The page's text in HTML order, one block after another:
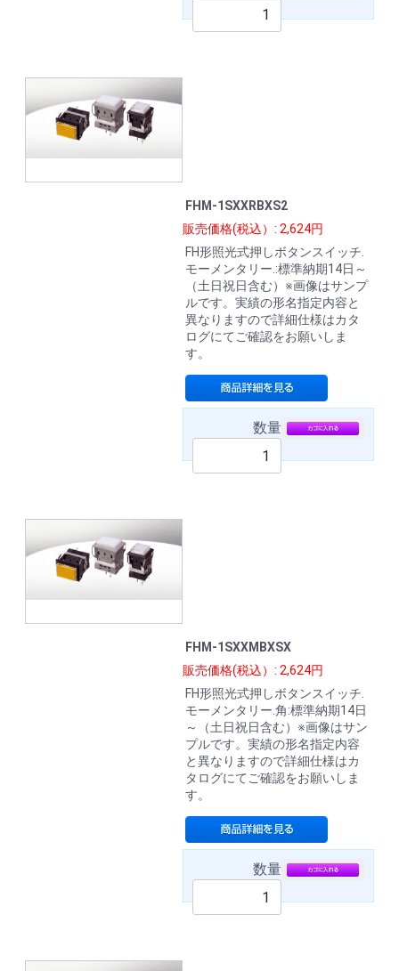
FHM-1SXXRBXS2
販売価格(税込）: 2,624円
FH形照光式押しボタンスイッチ.
モーメンタリー.:標準納期14日～
（土日祝日含む）※画像はサンプ
ルです。実績の形名指定内容と
異なりますので詳細仕様はカタ
ログにてご確認をお願いしま
す。
数量
FHM-1SXXMBXSX
販売価格(税込）: 2,624円
FH形照光式押しボタンスイッチ.
モーメンタリー.角:標準納期14日
～（土日祝日含む）※画像はサン
プルです。実績の形名指定内容
と異なりますので詳細仕様はカ
タログにてご確認をお願いしま
す。
数量